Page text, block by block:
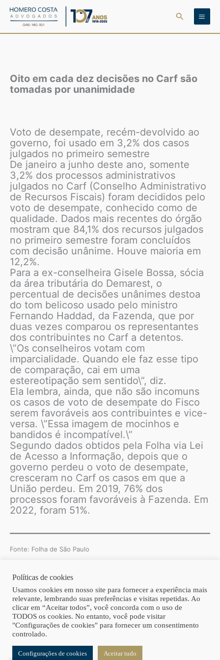
para
Pesquisar
Oito em cada dez decisões no Carf são
tomadas por unanimidade
Voto de desempate, recém-devolvido ao
governo, foi usado em 3,2% dos casos
julgados no primeiro semestre
De janeiro a junho deste ano, somente
3,2% dos processos administrativos
julgados no Carf (Conselho Administrativo
de Recursos Fiscais) foram decididos pelo
voto de desempate, conhecido como de
qualidade. Dados mais recentes do órgão
mostram que 84,1% dos recursos julgados
no primeiro semestre foram concluídos
com decisão unânime. Houve maioria em
12,2%.
Para a ex-conselheira Gisele Bossa, sócia
da área tributária do Demarest, o
percentual de decisões unânimes destoa
do tom belicoso usado pelo ministro
Fernando Haddad, da Fazenda, que por
duas vezes comparou os representantes
dos contribuintes no Carf a detentos.
\”Os conselheiros votam com
imparcialidade. Quando ele faz esse tipo
de comparação, cai em uma
estereotipação sem sentido\”, diz.
Ela lembra, ainda, que não são incomuns
os casos de voto de desempate do Fisco
serem favoráveis aos contribuintes e vice-
versa. \”Essa imagem de mocinhos e
bandidos é incompatível.\”
Segundo dados obtidos pela Folha via Lei
de Acesso a Informação, depois que o
governo perdeu o voto de desempate,
cresceram no Carf os casos em que a
União perdeu. Em 2019, 76% dos
processos foram favoráveis à Fazenda. Em
2022, foram 51%.
Fonte: Folha de São Paulo
Copyright © 2026 | Homero Costa Advogados
Políticas de cookies
Usamos cookies em nosso site para fornecer a experiência mais
relevante, lembrando suas preferências e visitas repetidas. Ao
clicar em “Aceitar todos”, você concorda com o uso de
TODOS os cookies. No entanto, você pode visitar
"Configurações de cookies" para fornecer um consentimento
controlado.
Configurações de cookies Aceitar tudo